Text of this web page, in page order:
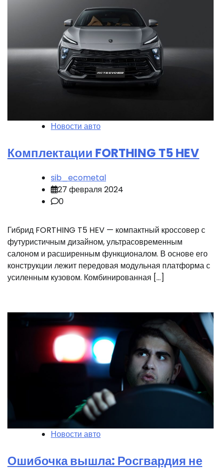
Новости авто
Комплектации FORTHING T5 HEV
sib_ecometal
27 февраля 2024
0
Гибрид FORTHING T5 HEV — компактный кроссовер с
футуристичным дизайном, ультрасовременным
салоном и расширенным функционалом. В основе его
конструкции лежит передовая модульная платформа с
усиленным кузовом. Комбинированная […]
Новости авто
Ошибочка вышла: Росгвардия не